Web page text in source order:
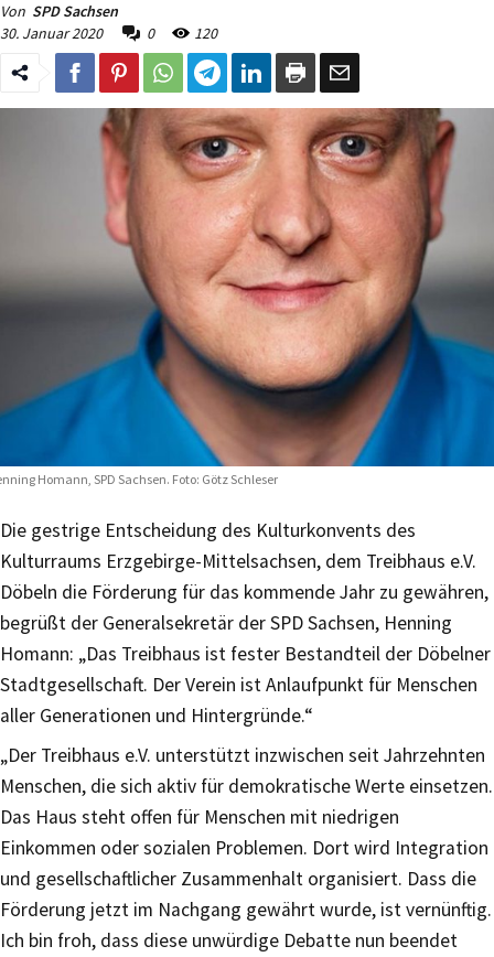
Von SPD Sachsen
30. Januar 2020
0 120
Homann, SPD Sachsen. Foto: Götz Schleser
Die gestrige Entscheidung des Kulturkonvents des
Kulturraums Erzgebirge-Mittelsachsen, dem Treibhaus e.V.
Döbeln die Förderung für das kommende Jahr zu gewähren,
begrüßt der Generalsekretär der SPD Sachsen, Henning
Homann: „Das Treibhaus ist fester Bestandteil der Döbelner
Stadtgesellschaft. Der Verein ist Anlaufpunkt für Menschen
aller Generationen und Hintergründe.“
„Der Treibhaus e.V. unterstützt inzwischen seit Jahrzehnten
Menschen, die sich aktiv für demokratische Werte einsetzen.
Das Haus steht offen für Menschen mit niedrigen
Einkommen oder sozialen Problemen. Dort wird Integration
und gesellschaftlicher Zusammenhalt organisiert. Dass die
Förderung jetzt im Nachgang gewährt wurde, ist vernünftig.
Ich bin froh, dass diese unwürdige Debatte nun beendet